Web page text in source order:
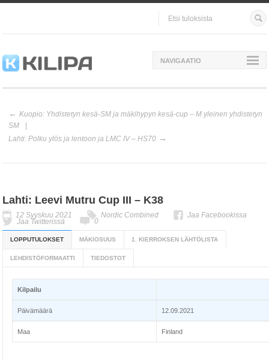
NAVIGAATIO
Kuopio: Yhdistetyn kesä-SM ja mäkihypyn kesä-cup – M yleinen yhdistetyn
SM
Lahti: Polku ylös ja lentoon ja LMC IV – HS70
Lahti: Leevi Mutru Cup III – K38
12 Syyskuu 2021 Nordic Combined Jaa Facebookissa
Jaa Twitterissä 0
LOPPUTULOKSET MÄKIOSUUS 1. KIERROKSEN LÄHTÖLISTA
LEHDISTÖFORMAATTI TIEDOSTOT
Kilpailu
Päivämäärä 12.09.2021
Maa Finland